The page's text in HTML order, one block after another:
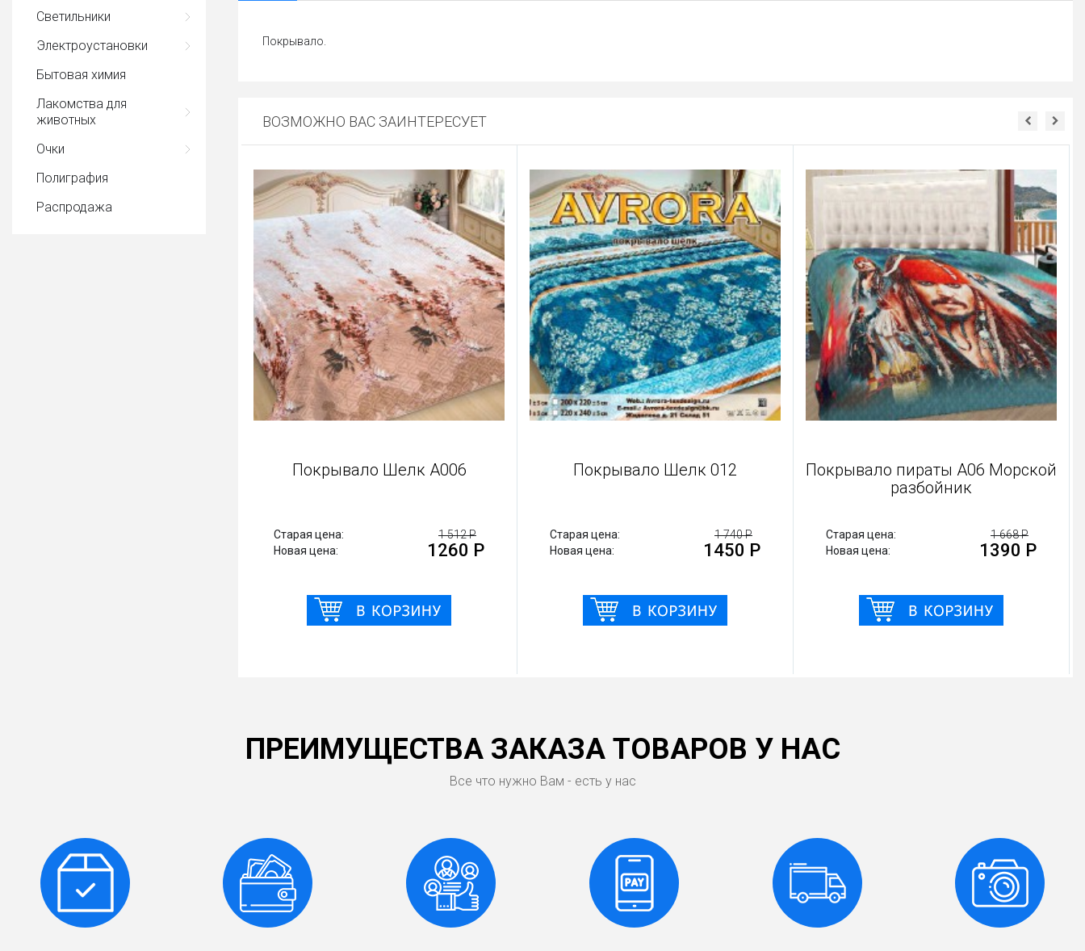
Светильники
Электроустановки
Бытовая химия
Лакомства для
животных
Очки
Полиграфия
Распродажа
Покрывало.
ВОЗМОЖНО ВАС ЗАИНТЕРЕСУЕТ
1260 Р
Покрывало Шелк А006
1260 Р
Покрывало Шелк 012
1450 Р
Покрывало пираты A06
разбойник
ПРЕИМУЩЕСТВА ЗАКАЗА ТОВАРОВ У НАС
Все что нужно Вам - есть у нас